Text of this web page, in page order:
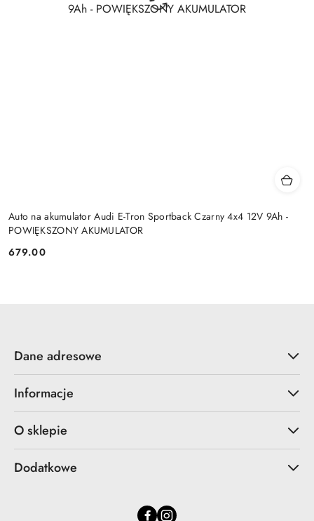
Auto na akumulator Audi E-Tron Sportback Czarny 4x4 12V 9Ah -
POWIĘKSZONY AKUMULATOR
Cena:
679.00
Dane adresowe
Informacje
O sklepie
Dodatkowe